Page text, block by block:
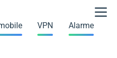
VPN Alarme